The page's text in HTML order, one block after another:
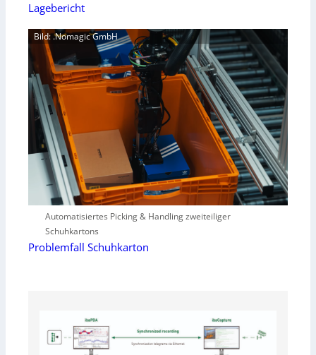
Lagebericht
Bild: .Nomagic GmbH
Automatisiertes Picking & Handling zweiteiliger
Schuhkartons
Problemfall Schuhkarton